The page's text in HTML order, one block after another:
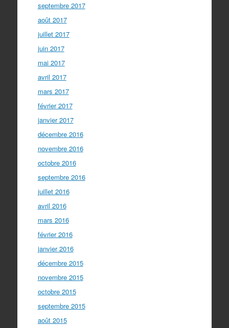
septembre 2017
août 2017
juillet 2017
juin 2017
mai 2017
avril 2017
mars 2017
février 2017
janvier 2017
décembre 2016
novembre 2016
octobre 2016
septembre 2016
juillet 2016
avril 2016
mars 2016
février 2016
janvier 2016
décembre 2015
novembre 2015
octobre 2015
septembre 2015
août 2015